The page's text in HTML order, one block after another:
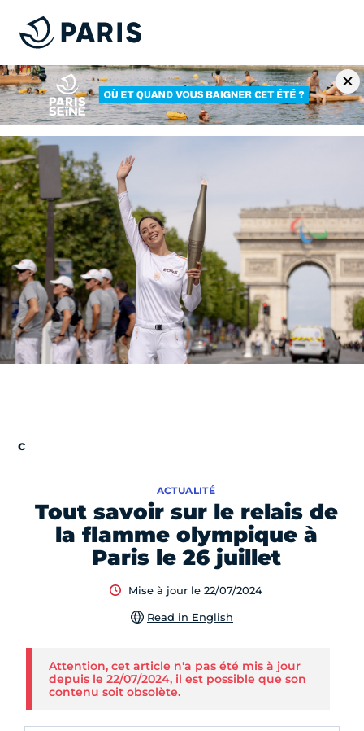
Tout savoir sur le relais de
la flamme olympique à
Paris le 26 juillet
ACTUALITÉ
Mise à jour le 22/07/2024
Read in English
Attention, cet article n'a pas été mis à jour
depuis le 22/07/2024, il est possible que son
contenu soit obsolète.